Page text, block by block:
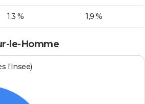
1,3 % 1,9 %
le-Homme
l'Insee)